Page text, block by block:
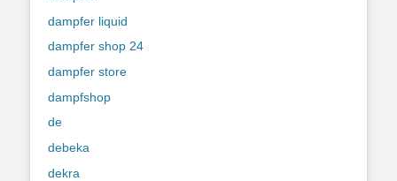
dampfer liquid
dampfer shop 24
dampfer store
dampfshop
de
debeka
dekra